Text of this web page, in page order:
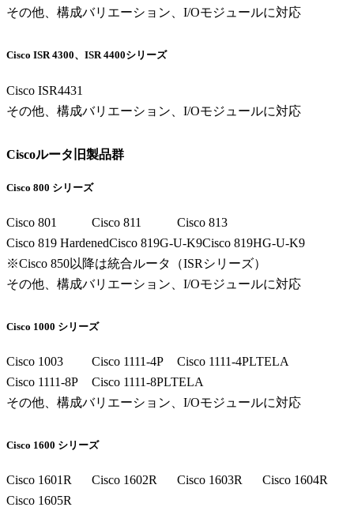
その他、構成バリエーション、I/Oモジュールに対応
Cisco ISR 4300、ISR 4400シリーズ
Cisco ISR4431
その他、構成バリエーション、I/Oモジュールに対応
Ciscoルータ旧製品群
Cisco 800 シリーズ
Cisco 801 Cisco 811
Cisco 813
Cisco 819 HardenedCisco 819G-U-K9Cisco 819HG-U-K9
※Cisco 850以降は統合ルータ（ISRシリーズ）
その他、構成バリエーション、I/Oモジュールに対応
Cisco 1000 シリーズ
Cisco 1003 Cisco 1111-4P
Cisco 1111-4PLTELA
Cisco 1111-8P
Cisco 1111-8PLTELA
その他、構成バリエーション、I/Oモジュールに対応
Cisco 1600 シリーズ
Cisco 1601R Cisco 1602R Cisco 1603R
Cisco 1604R
Cisco 1605R